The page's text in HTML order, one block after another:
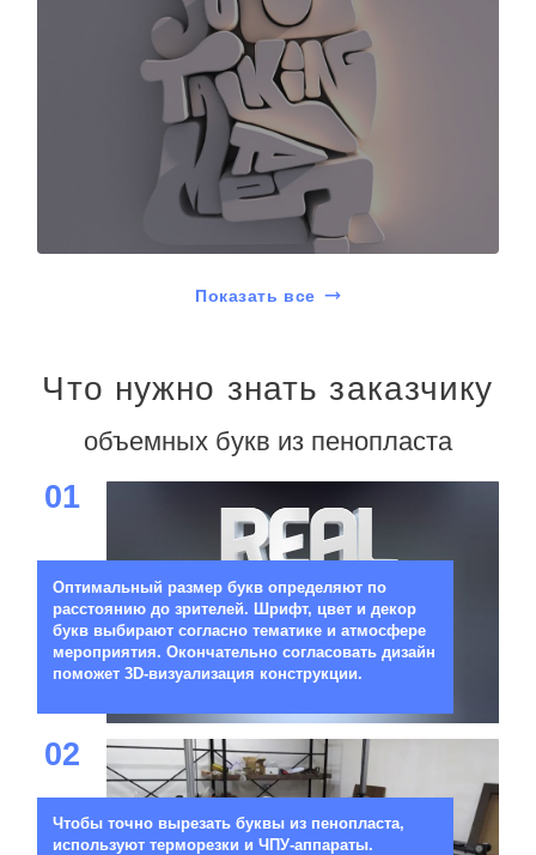
Показать все
Что нужно знать заказчику
объемных букв из пенопласта
01
Оптимальный размер букв определяют по
расстоянию до зрителей. Шрифт, цвет и декор
букв выбирают согласно тематике и атмосфере
мероприятия. Окончательно согласовать дизайн
поможет 3D-визуализация конструкции.
02
Чтобы точно вырезать буквы из пенопласта,
используют терморезки и ЧПУ-аппараты.